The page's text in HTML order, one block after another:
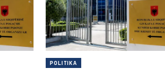
POLITIKA